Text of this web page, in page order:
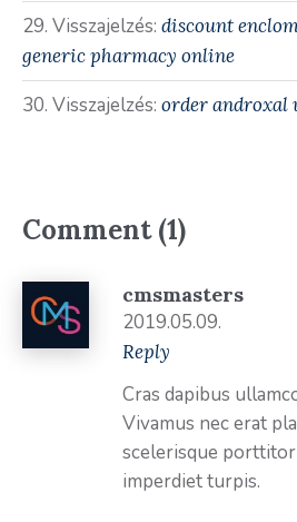
Visszajelzés: discount
generic pharmacy online
Visszajelzés: order androxal
Comment (1)
cmsmasters
2019.05.09.
Reply
Cras dapibus
Vivamus nec erat
scelerisque
imperdiet turpis.